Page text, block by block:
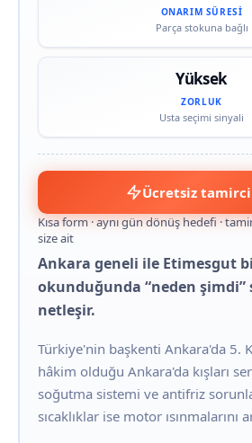
ONARIM SÜRESI
Parça stokuna bağlı
Yüksek
ZORLUK
Usta seçimi sinyali
Ücretsiz
Kısa form · aynı gün dönüş hedefi ·
size ait
Ankara geneli ile Etimesgut
okunduğunda “neden şimdi”
netleşir.
Türkiye'nin başkenti Ankara'da 5.
hâkim olduğu Ankara'da kışları
soğutma sistemi ve antifriz
sıcaklıklar ise motor ısınmalarını